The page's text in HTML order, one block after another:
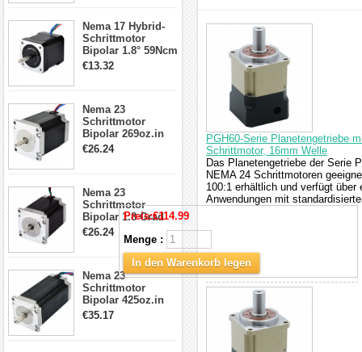
Schrittmotor
Nema 17 Hybrid-
Schrittmotor
Bipolar 1.8° 59Ncm
2A 4 Drähte mit 1m
€13.32
Nema 23
Schrittmotor
Bipolar 269oz.in
2,8A 57x57x76mm
€26.24
Nema 23
Schrittmotor
Bipolar 1.8 Grad
1.9Nm 3A 3.36V 4
Drähte CNC
Schrittmotor DIY
CNC Fräse
€26.24
Nema 23
Schrittmotor
Bipolar 425oz.in
4.2A 57x57x114mm
€35.17
interessieren
PGH60-Serie Planetengetriebe
Schrittmotor, 16mm Welle
Das Planetengetriebe der Serie
NEMA 24 Schrittmotoren
100:1 erhältlich und verfügt
Anwendungen mit
Preis:€114.99
Menge :
In den Warenkorb legen